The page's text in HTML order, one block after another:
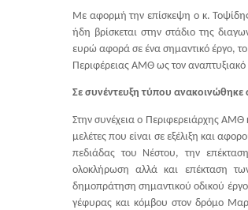
Με αφορμή την επίσκεψη ο κ.
ήδη βρίσκεται στην στάδιο της
ευρώ αφορά σε ένα σημαντικό έργο, το
Περιφέρειας ΑΜΘ ως τον
Σε συνέντευξη τύπου ανακοινώθηκε
Στην συνέχεια ο Περιφερειάρχης
μελέτες που είναι σε εξέλιξη και
πεδιάδας του Νέστου, την
ολοκλήρωση αλλά και επέκταση
δημοπράτηση σημαντικού οδικού
γέφυρας και κόμβου στον δρόμο